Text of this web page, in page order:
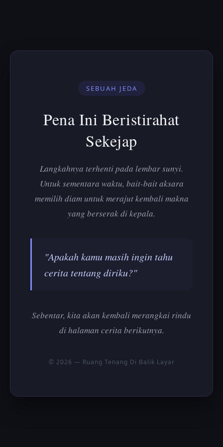
SEBUAH JEDA
Pena Ini Beristirahat
Sekejap
Langkahnya terhenti pada lembar sunyi.
Untuk sementara waktu, bait-bait aksara
memilih diam untuk merajut kembali makna
yang berserak di kepala.
"Apakah kamu masih ingin tahu
cerita tentang diriku?"
Sebentar, kita akan kembali merangkai rindu
di halaman cerita berikutnya.
© 2026 — Ruang Tenang Di Balik Layar